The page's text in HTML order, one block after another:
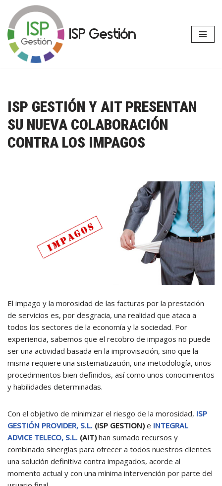
Saltar
al
contenido
ISP Gestión
ISP GESTIÓN Y AIT PRESENTAN
SU NUEVA COLABORACIÓN
CONTRA LOS IMPAGOS
El impago y la morosidad de las facturas por la prestación
de servicios es, por desgracia, una realidad que ataca a
todos los sectores de la economía y la sociedad. Por
experiencia, sabemos que el recobro de impagos no puede
ser una actividad basada en la improvisación, sino que la
misma requiere una sistematización, una metodología, unos
procedimientos bien definidos, así como unos conocimientos
y habilidades determinadas.
Con el objetivo de minimizar el riesgo de la morosidad, ISP
GESTIÓN PROVIDER, S.L. (ISP GESTION) e INTEGRAL
ADVICE TELECO, S.L. (AIT) han sumado recursos y
combinado sinergias para ofrecer a todos nuestros clientes
una solución definitiva contra impagados, acorde al
momento actual y con una mínima intervención por parte del